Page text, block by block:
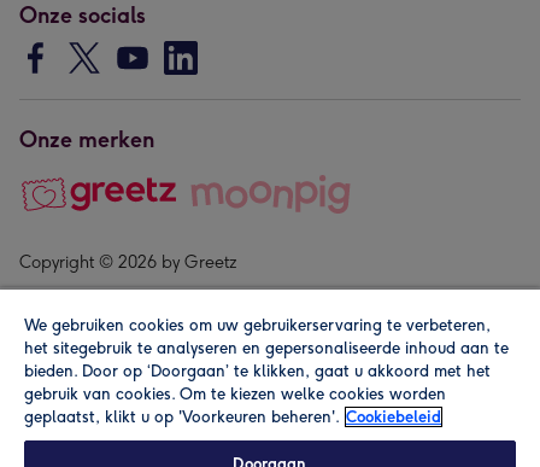
Onze socials
Onze merken
Copyright © 2026 by Greetz
Alle prijzen zijn inclusief btw en andere heffingen. Lees de
We gebruiken cookies om uw gebruikerservaring te verbeteren,
het sitegebruik te analyseren en gepersonaliseerde inhoud aan te
bieden. Door op ‘Doorgaan’ te klikken, gaat u akkoord met het
gebruik van cookies. Om te kiezen welke cookies worden
geplaatst, klikt u op 'Voorkeuren beheren'. Cookiebeleid